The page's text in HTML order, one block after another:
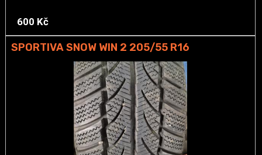
600 Kč
SPORTIVA SNOW WIN 2 205/55 R16